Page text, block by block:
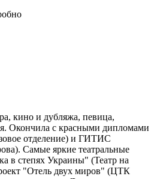
кино и дубляжа, певица,
Окончила с красными дипломами
отделение) и ГИТИС
Самые яркие театральные
в степях Украины" (Театр на
"Отель двух миров" (ЦТК